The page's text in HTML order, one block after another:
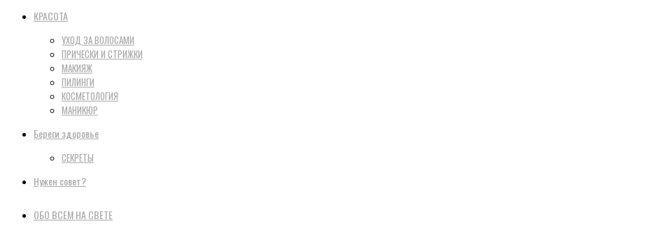
КРАСОТА
УХОД ЗА ВОЛОСАМИ
ПРИЧЕСКИ И СТРИЖКИ
МАКИЯЖ
ПИЛИНГИ
КОСМЕТОЛОГИЯ
МАНИКЮР
Береги здоровье
СЕКРЕТЫ
Нужен совет?
ОБО ВСЕМ НА СВЕТЕ